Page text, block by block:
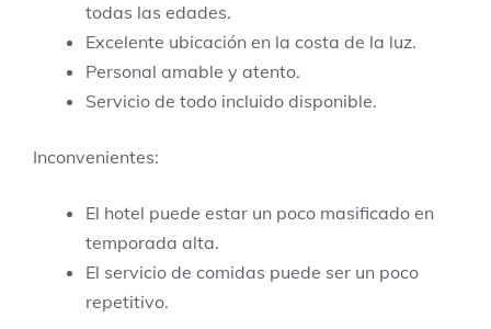
todas las edades.
Excelente ubicación en la costa de la luz.
Personal amable y atento.
Servicio de todo incluido disponible.
Inconvenientes:
El hotel puede estar un poco masificado en
temporada alta.
El servicio de comidas puede ser un poco
repetitivo.